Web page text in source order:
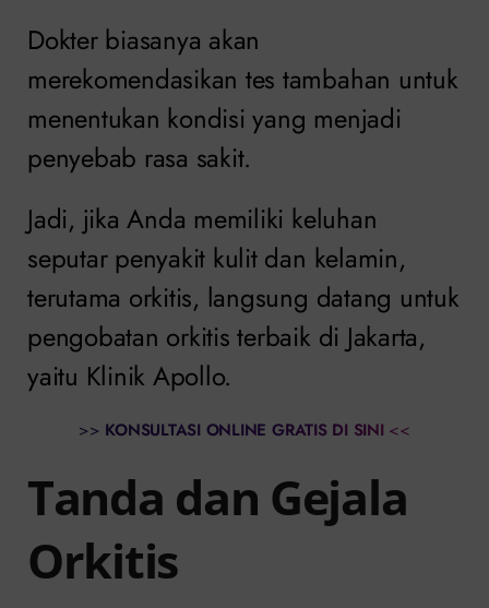
Dokter biasanya akan
merekomendasikan tes tambahan untuk
menentukan kondisi yang menjadi
penyebab rasa sakit.
Jadi, jika Anda memiliki keluhan
seputar penyakit kulit dan kelamin,
terutama orkitis, langsung datang untuk
pengobatan orkitis terbaik di Jakarta,
yaitu Klinik Apollo.
>> KONSULTASI ONLINE GRATIS DI SINI <<
Tanda dan Gejala
Orkitis